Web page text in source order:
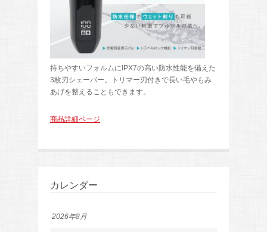
持ちやすいフォルムにIPX7の高い防水性能を備えた
3枚刃シェーバー。トリマー刃付きで長い毛やもみ
あげを整えることもできます。
商品詳細ページ
カレンダー
2026年8月